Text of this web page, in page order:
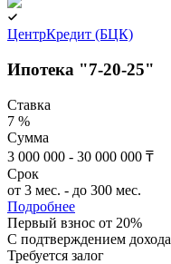
ЦентрКредит (БЦК)
Ипотека "7-20-25"
Ставка
7 %
Сумма
3 000 000 - 30 000 000 ₸
Срок
от 3 мес. - до 300 мес.
Подробнее
Первый взнос от 20%
C подтверждением дохода
Требуется залог